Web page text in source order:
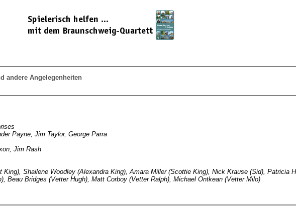
andere Angelegenheiten
Payne, Jim Taylor, George Parra
Jim Rash
King), Shailene Woodley (Alexandra King), Amara Miller (Scottie King), Nick Krause (Sid), Patricia
Beau Bridges (Vetter Hugh), Matt Corboy (Vetter Ralph), Michael Ontkean (Vetter Milo)